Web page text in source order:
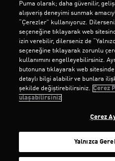
Puma olarak; daha güvenilir,
alışveriş deneyimi sunmak
“Çerezler” kullanıyoruz.
seçeneğine tıklayarak web
izin verebilir, dilerseniz de
seçeneğine tıklayarak zorunlu
kullanımını engelleyebilirsiniz.
butonuna tıklayarak web
detaylı bilgi alabilir ve bunlara
şekilde değiştirebilirsiniz. Çerez
ulaşabilirsiniz
Çerez
Yalnızca